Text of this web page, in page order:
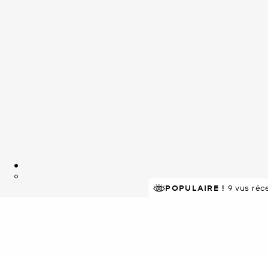
À SUCCÈS!Classé 5 étoiles par
POPULAIRE ! 9 vus